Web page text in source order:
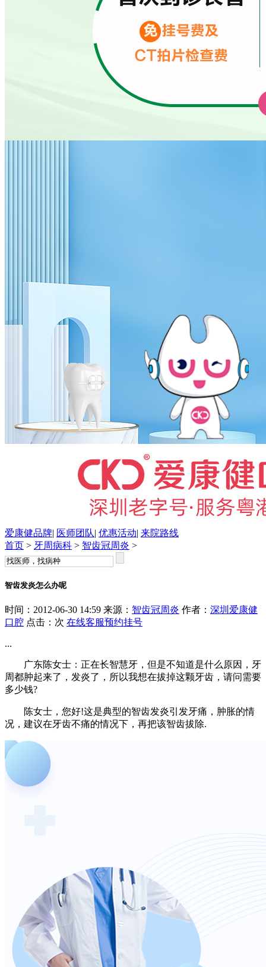
爱康健品牌| 医师团队| 优惠活动| 来院路线
首页 > 牙周病科 > 智齿冠周炎 >
智齿发炎怎么办呢
时间：2012-06-30 14:59 来源： 智齿冠周炎 作者： 深圳爱康健
口腔 点击： 次 在线客服预约挂号
...
广东陈女士：正在长智慧牙，但是不知道是什么原因，牙
周都肿起来了，发炎了，所以我想在拔掉这颗牙齿，请问需要
多少钱?
陈女士，您好!这是典型的智齿发炎引发牙痛，肿胀的情
况，建议在牙齿不痛的情况下，再把该智齿拔除.